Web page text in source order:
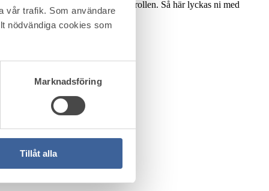
vår trafik. Som användare
nödvändiga cookies som
Marknadsföring
Tillåt alla
där arbetsplatsen spelar huvudrollen. Så här lyckas ni med